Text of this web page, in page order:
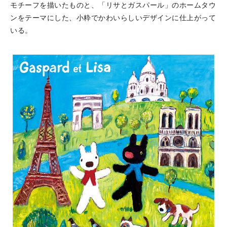
モチーフを描いたものと、「リサとガスパール」のホームタウ
ンをテーマにした、小粋でかわいらしいデザインに仕上がって
いる。